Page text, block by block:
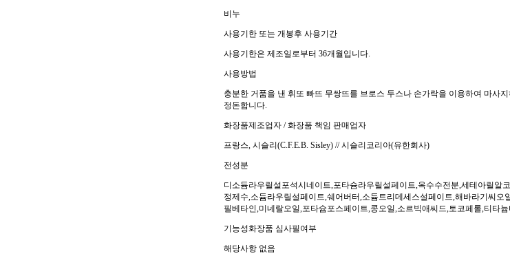
비누
사용기한 또는 개봉후 사용기간
사용기한은 제조일로부터 36개월입니다.
사용방법
충분한 거품을 낸 휘또 빠뜨 무쌍뜨를 브로스 두스나 손가락을 이용하여 마사
정돈합니다.
화장품제조업자 / 화장품 책임 판매업자
프랑스, 시슬리(C.F.E.B. Sisley) // 시슬리코리아(유한회사)
전성분
디소듐라우릴설포석시네이트,포타슘라우릴설페이트,옥수수전분,세테아릴
정제수,소듐라우릴설페이트,쉐어버터,소듐트리데세스설페이트,해바라기씨
필베타인,미네랄오일,포타슘포스페이트,콩오일,소르빅애씨드,토코페롤,티타
기능성화장품 심사필여부
해당사항 없음